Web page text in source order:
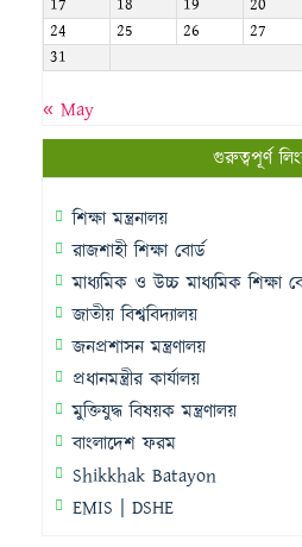
17
18 19 20
24
25 26 27
31
« May
গুরুত্বপূর্ণ
শিক্ষা মন্ত্রনালয়
রাজশাহী শিক্ষা বোর্ড
মাধ্যমিক ও উচ্চ মাধ্যমিক শিক্ষা
জাতীয় বিশ্ববিদ্যালয়
জনপ্রশাসন মন্ত্রণালয়
প্রধানমন্ত্রীর কার্যালয়
মুক্তিযুদ্ধ বিষয়ক মন্ত্রণালয়
বাংলাদেশ ফরম
Shikkhak Batayon
EMIS | DSHE